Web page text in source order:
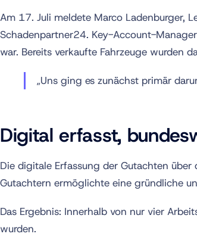
Am 17. Juli meldete Marco Ladenburger,
Schadenpartner24. Key-Account-
war. Bereits verkaufte Fahrzeuge wurden
„Uns ging es zunächst primär
Digital erfasst,
Die digitale Erfassung der Gutachten
Gutachtern ermöglichte eine gründliche
Das Ergebnis: Innerhalb von nur vier
wurden.